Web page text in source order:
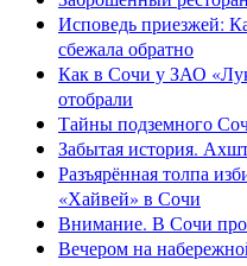
Исповедь приезжей:
сбежала обратно
Как в Сочи у ЗАО
отобрали
Тайны подземного
Забытая история.
Разъярённая толпа
«Хайвей» в Сочи
Внимание. В Сочи
Вечером на